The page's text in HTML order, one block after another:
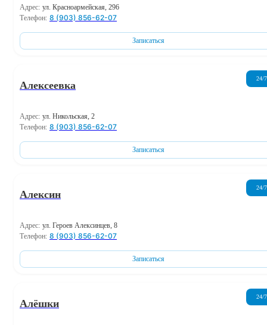
Адрес: ул. Красноармейская, 296
Телефон: 8 (903) 856-62-07
Записаться
Алексеевка
24/7
Адрес: ул. Никольская, 2
Телефон: 8 (903) 856-62-07
Записаться
Алексин
24/7
Адрес: ул. Героев Алексинцев, 8
Телефон: 8 (903) 856-62-07
Записаться
Алёшки
24/7